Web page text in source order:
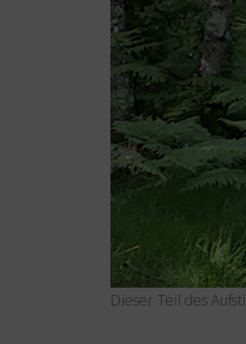
Dieser Teil des